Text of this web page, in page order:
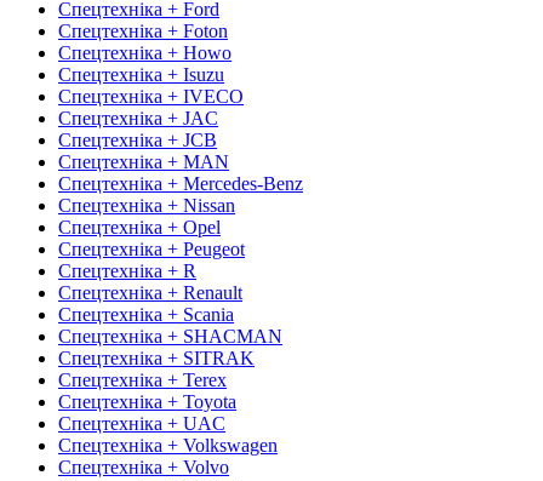
Спецтехніка + Ford
Спецтехніка + Foton
Спецтехніка + Howo
Спецтехніка + Isuzu
Спецтехніка + IVECO
Спецтехніка + JAC
Спецтехніка + JCB
Спецтехніка + MAN
Спецтехніка + Mercedes-Benz
Спецтехніка + Nissan
Спецтехніка + Opel
Спецтехніка + Peugeot
Спецтехніка + R
Спецтехніка + Renault
Спецтехніка + Scania
Спецтехніка + SHACMAN
Спецтехніка + SITRAK
Спецтехніка + Terex
Спецтехніка + Toyota
Спецтехніка + UAC
Спецтехніка + Volkswagen
Спецтехніка + Volvo